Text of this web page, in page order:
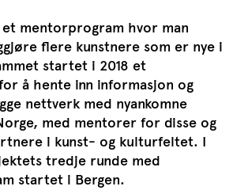
mentorprogram hvor man
flere kunstnere som er nye i
startet i 2018 et
å hente inn informasjon og
nettverk med nyankomne
med mentorer for disse og
i kunst- og kulturfeltet. I
tredje runde med
startet i Bergen.